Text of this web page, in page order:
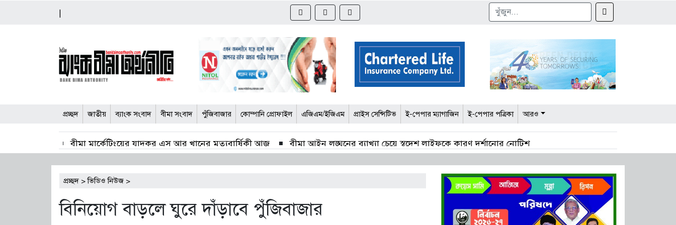
প্রচ্ছদ জাতীয় ব্যাংক সংবাদ বীমা সংবাদ পুঁজিবাজার কোম্পানি প্রোফাইল এজিএম/ইজিএম প্রাইস সেন্সিটিভ ই-পেপার ম্যাগাজিন ই-পেপার পত্রিকা আরও
বীমা মার্কেটিংয়ের যাদুকর এস আর খানের মৃত্যুবার্ষিকী আজ
বীমা আইন লঙ্ঘনের ব্যাখ্যা চেয়ে স্বদেশ লাইফকে কারণ দর্শানোর নোটিশ
সংবিধান সংশোধনে অংশীজনদের মতামত নেওয়া হবে : আইনমন্ত্রী
বাংলাদেশ-কোরিয়া সিইপিএ দুই দেশের অর্থনৈতিক সম্পর্কের নতুন দিগন্ত উন্মোচন করবে: বাণিজ্যমন্ত্রী
বিনিয়োগ ও বাংলাদেশ থেকে দক্ষ শ্রমিক নিতে আগ্রহী সৌদি
বস্ত্র ও পোশাক শিল্পের প্রচারে আন্তর্জাতিক মেলা করবে বিটিএমএ ও বিজিএমইএ
প্রচ্ছদ >ভিডিও নিউজ >
বিনিয়োগ বাড়লে ঘুরে দাঁড়াবে পুঁজিবাজার